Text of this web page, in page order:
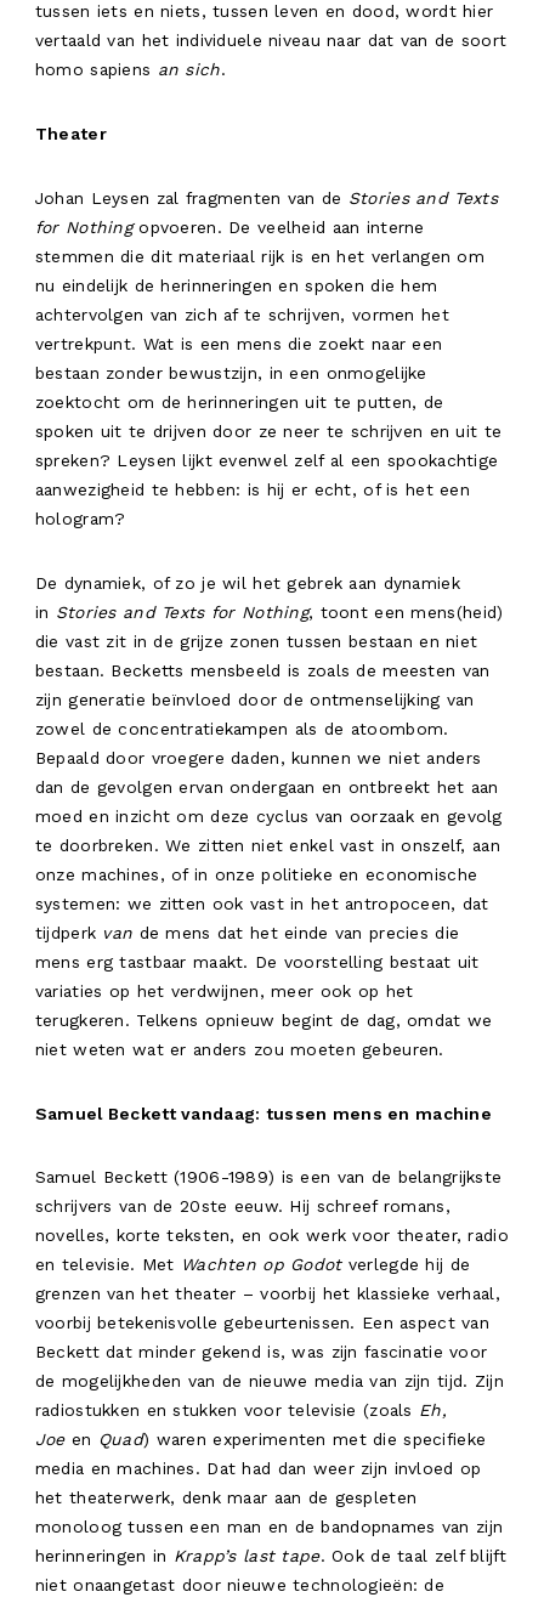
INFO
RESIDENTIE
AGENDA
tussen iets en niets, tussen leven en dood, wordt hier
vertaald van het individuele niveau naar dat van de soort
homo sapiens an sich.
Theater
Johan Leysen zal fragmenten van de Stories and Texts
for Nothingopvoeren. De veelheid aan interne
stemmen die dit materiaal rijk is en het verlangen om
nu eindelijk de herinneringen en spoken die hem
achtervolgen van zich af te schrijven, vormen het
vertrekpunt. Wat is een mens die zoekt naar een
bestaan zonder bewustzijn, in een onmogelijke
zoektocht om de herinneringen uit te putten, de
spoken uit te drijven door ze neer te schrijven en uit te
spreken? Leysen lijkt evenwel zelf al een spookachtige
aanwezigheid te hebben: is hij er echt, of is het een
hologram?
De dynamiek, of zo je wil het gebrek aan dynamiek
in Stories and Texts for Nothing, toont een mens(heid)
die vast zit in de grijze zonen tussen bestaan en niet
bestaan. Becketts mensbeeld is zoals de meesten van
zijn generatie beïnvloed door de ontmenselijking van
zowel de concentratiekampen als de atoombom.
Bepaald door vroegere daden, kunnen we niet anders
dan de gevolgen ervan ondergaan en ontbreekt het aan
moed en inzicht om deze cyclus van oorzaak en gevolg
te doorbreken. We zitten niet enkel vast in onszelf, aan
onze machines, of in onze politieke en economische
systemen: we zitten ook vast in het antropoceen, dat
tijdperk van de mens dat het einde van precies die
mens erg tastbaar maakt. De voorstelling bestaat uit
variaties op het verdwijnen, meer ook op het
terugkeren. Telkens opnieuw begint de dag, omdat we
niet weten wat er anders zou moeten gebeuren.
Samuel Beckett vandaag: tussen mens en machine
Samuel Beckett (1906-1989) is een van de belangrijkste
schrijvers van de 20ste eeuw. Hij schreef romans,
novelles, korte teksten, en ook werk voor theater, radio
en televisie. Met Wachten op Godot verlegde hij de
grenzen van het theater – voorbij het klassieke verhaal,
voorbij betekenisvolle gebeurtenissen. Een aspect van
Beckett dat minder gekend is, was zijn fascinatie voor
de mogelijkheden van de nieuwe media van zijn tijd. Zijn
radiostukken en stukken voor televisie (zoals Eh,
Joe en Quad) waren experimenten met die specifieke
media en machines. Dat had dan weer zijn invloed op
het theaterwerk, denk maar aan de gespleten
monoloog tussen een man en de bandopnames van zijn
herinneringen in Krapp’s last tape. Ook de taal zelf blijft
niet onaangetast door nieuwe technologieën: de